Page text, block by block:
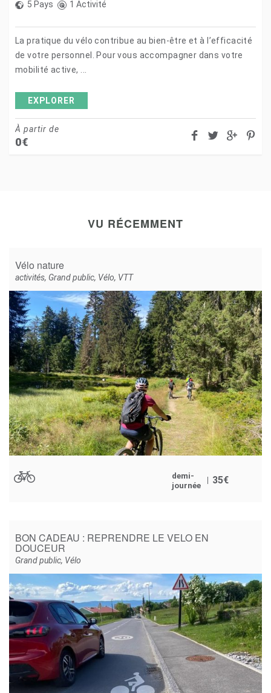
5 Pays 1 Activité
La pratique du vélo contribue au bien-être et à l’efficacité
de votre personnel. Pour vous accompagner dans votre
mobilité active, ...
EXPLORER
À partir de
0€
VU RÉCEMMENT
Vélo nature
activités, Grand public, Vélo, VTT
demi-
journée
35€
BON CADEAU : REPRENDRE LE VELO EN
DOUCEUR
Grand public, Vélo